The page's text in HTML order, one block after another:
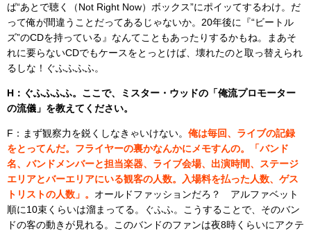
ば“あとで聴く（Not Right Now）ボックス”にポイッてするわけ。だ
って俺が間違うことだってあるじゃないか。20年後に『“ビートル
ズ”のCDを持っている』なんてこともあったりするかもね。まあそ
れに要らないCDでもケースをとっとけば、壊れたのと取っ替えられ
るしな！ぐふふふふ。
H：ぐふふふふ。ここで、ミスター・ウッドの「俺流プロモーター
の流儀」を教えてください。
F：まず観察力を鋭くしなきゃいけない。 俺は毎回、ライブの記録
をとってんだ。フライヤーの裏かなんかにメモすんの。「バンド
名、バンドメンバーと担当楽器、ライブ会場、出演時間、ステージ
エリアとバーエリアにいる観客の人数。入場料を払った人数、ゲス
トリストの人数」。 オールドファッションだろ？ アルファベット
順に10束くらいは溜まってる。ぐふふ。こうすることで、そのバン
ドの客の動きが見れる。このバンドのファンは夜8時くらいにアクテ